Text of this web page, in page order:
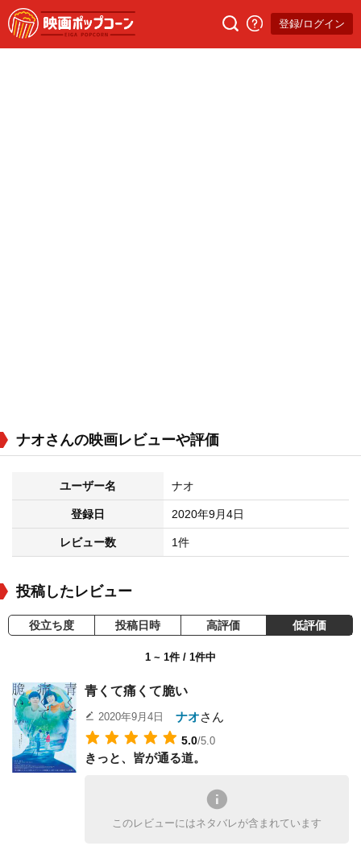
登録/ログイン
ナオさんの映画レビューや評価
ユーザー名 ナオ
登録日 2020年9月4日
レビュー数 1件
投稿したレビュー
役立ち度 投稿日時 高評価 低評価
1 ~ 1件 / 1件中
青くて痛くて脆い
2020年9月4日 ナオさん
5.0/5.0
きっと、皆が通る道。
このレビューにはネタバレが含まれています